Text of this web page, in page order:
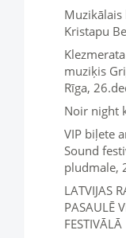
Muzikālais
Kristapu
muziķis
Rīga,
Noir night
VIP biļete
Sound
pludmale,
LATVIJAS
PASAULĒ
FESTIVĀLĀ